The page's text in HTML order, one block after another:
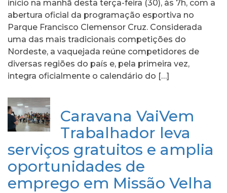
início na manhã desta terça-feira (30), às 7h, com a
abertura oficial da programação esportiva no
Parque Francisco Clemensor Cruz. Considerada
uma das mais tradicionais competições do
Nordeste, a vaquejada reúne competidores de
diversas regiões do país e, pela primeira vez,
integra oficialmente o calendário do […]
Caravana VaiVem
Trabalhador leva
serviços gratuitos e amplia
oportunidades de
emprego em Missão Velha